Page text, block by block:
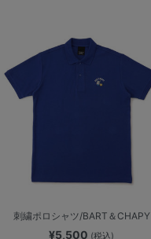
刺繍ポロシャツ/BART＆CHAPY
¥5,500 (税込)